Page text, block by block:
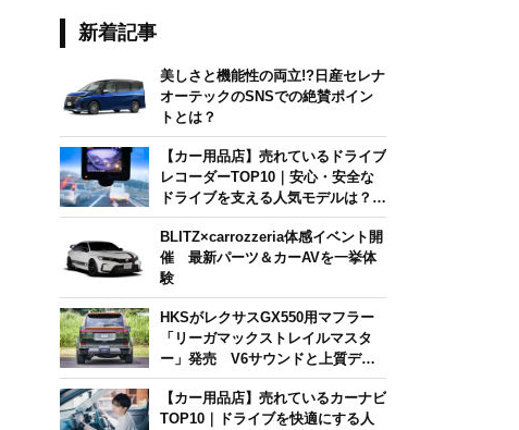
新着記事
美しさと機能性の両立!?日産セレナ
オーテックのSNSでの絶賛ポイン
トとは？
【カー用品店】売れているドライブ
レコーダーTOP10｜安心・安全な
ドライブを支える人気モデルは？
【2026年6月版】
BLITZ×carrozzeria体感イベント開
催 最新パーツ＆カーAVを一挙体
験
HKSがレクサスGX550用マフラー
「リーガマックストレイルマスタ
ー」発売 V6サウンドと上質デザ
インを両立
【カー用品店】売れているカーナビ
TOP10｜ドライブを快適にする人